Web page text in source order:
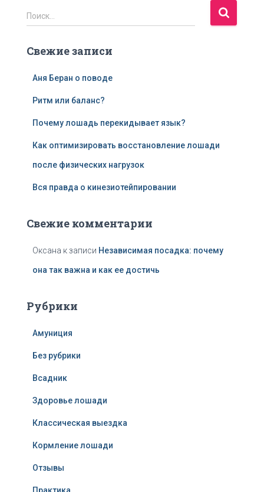
Н
а
т
Поиск…
Свежие записи
Аня Беран о поводе
Ритм или баланс?
Почему лошадь перекидывает язык?
Как оптимизировать восстановление лошади
после физических нагрузок
Вся правда о кинезиотейпировании
Свежие комментарии
Оксана к записи Независимая посадка: почему
она так важна и как ее достичь
Рубрики
Амуниция
Без рубрики
Всадник
Здоровье лошади
Классическая выездка
Кормление лошади
Отзывы